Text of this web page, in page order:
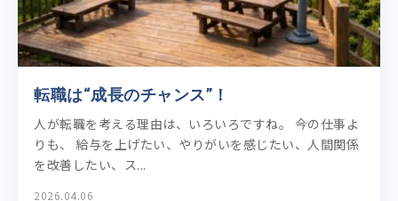
転職は“成長のチャンス”！
人が転職を考える理由は、いろいろですね。 今の仕事よ
りも、 給与を上げたい、やりがいを感じたい、人間関係
を改善したい、ス...
2026.04.06